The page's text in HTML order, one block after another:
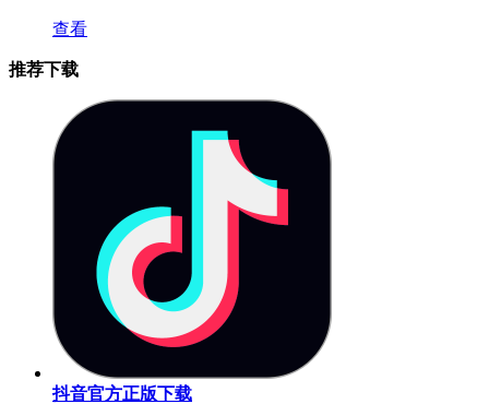
查看
推荐下载
抖音官方正版下载